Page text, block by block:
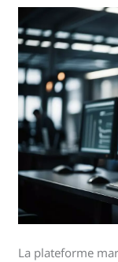
La plateforme